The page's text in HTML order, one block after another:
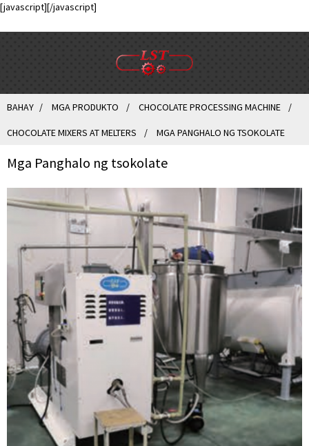
[javascript][/javascript]
BAHAY MGA PRODUKTO CHOCOLATE PROCESSING MACHINE
CHOCOLATE MIXERS AT MELTERS MGA PANGHALO NG TSOKOLATE
Mga Panghalo ng tsokolate